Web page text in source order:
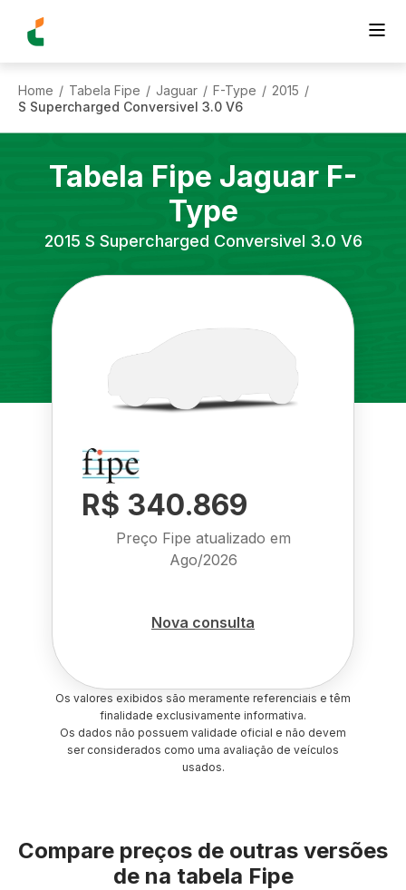
Home / Tabela Fipe / Jaguar / F-Type / 2015 /
S Supercharged Conversivel 3.0 V6
Tabela Fipe Jaguar F-
Type
2015 S Supercharged Conversivel 3.0 V6
R$ 340.869
Preço Fipe atualizado em
Ago/2026
Nova consulta
Os valores exibidos são meramente referenciais e têm
finalidade exclusivamente informativa.
Os dados não possuem validade oficial e não devem
ser considerados como uma avaliação de veículos
usados.
Compare preços de outras versões
de na tabela Fipe